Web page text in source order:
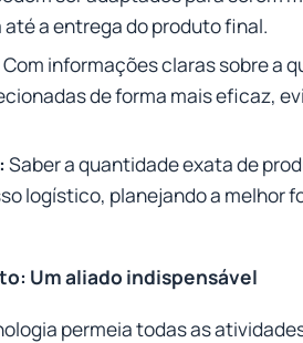
a entrega do produto final.
Com informações claras sobre a
de forma mais eficaz,
Saber a quantidade exata de
logístico, planejando a melhor
Um aliado indispensável
permeia todas as